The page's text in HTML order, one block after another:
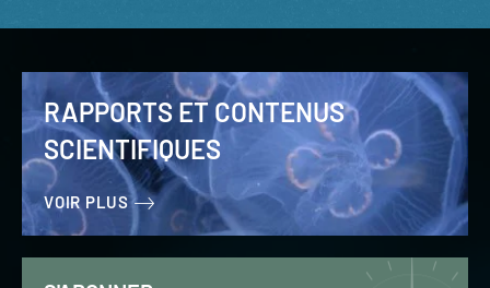
RAPPORTS ET CONTENUS
SCIENTIFIQUES
VOIR PLUS